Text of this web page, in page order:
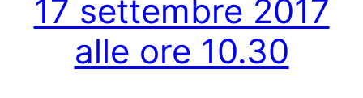
17 settembre 2017
alle ore 10.30